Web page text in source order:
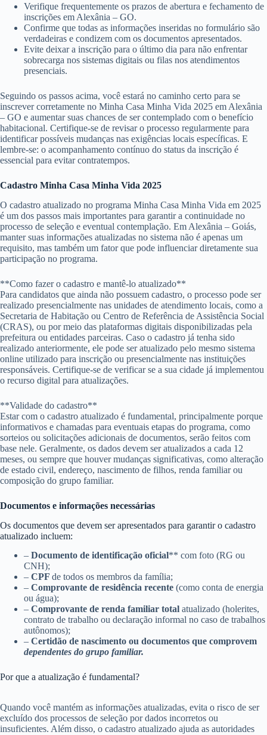
Verifique frequentemente os prazos de abertura e fechamento de
inscrições em Alexânia – GO.
Confirme que todas as informações inseridas no formulário são
verdadeiras e condizem com os documentos apresentados.
Evite deixar a inscrição para o último dia para não enfrentar
sobrecarga nos sistemas digitais ou filas nos atendimentos
presenciais.
Seguindo os passos acima, você estará no caminho certo para se
inscrever corretamente no Minha Casa Minha Vida 2025 em Alexânia
– GO e aumentar suas chances de ser contemplado com o benefício
habitacional. Certifique-se de revisar o processo regularmente para
identificar possíveis mudanças nas exigências locais específicas. E
lembre-se: o acompanhamento contínuo do status da inscrição é
essencial para evitar contratempos.
Cadastro Minha Casa Minha Vida 2025
O cadastro atualizado no programa Minha Casa Minha Vida em 2025
é um dos passos mais importantes para garantir a continuidade no
processo de seleção e eventual contemplação. Em Alexânia – Goiás,
manter suas informações atualizadas no sistema não é apenas um
requisito, mas também um fator que pode influenciar diretamente sua
participação no programa.
**Como fazer o cadastro e mantê-lo atualizado**
Para candidatos que ainda não possuem cadastro, o processo pode ser
realizado presencialmente nas unidades de atendimento locais, como a
Secretaria de Habitação ou Centro de Referência de Assistência Social
(CRAS), ou por meio das plataformas digitais disponibilizadas pela
prefeitura ou entidades parceiras. Caso o cadastro já tenha sido
realizado anteriormente, ele pode ser atualizado pelo mesmo sistema
online utilizado para inscrição ou presencialmente nas instituições
responsáveis. Certifique-se de verificar se a sua cidade já implementou
o recurso digital para atualizações.
**Validade do cadastro**
Estar com o cadastro atualizado é fundamental, principalmente porque
informativos e chamadas para eventuais etapas do programa, como
sorteios ou solicitações adicionais de documentos, serão feitos com
base nele. Geralmente, os dados devem ser atualizados a cada 12
meses, ou sempre que houver mudanças significativas, como alteração
de estado civil, endereço, nascimento de filhos, renda familiar ou
composição do grupo familiar.
Documentos e informações necessárias
Os documentos que devem ser apresentados para garantir o cadastro
atualizado incluem:
– Documento de identificação oficial** com foto (RG ou
CNH);
– CPF de todos os membros da família;
– Comprovante de residência recente (como conta de energia
ou água);
– Comprovante de renda familiar total atualizado (holerites,
contrato de trabalho ou declaração informal no caso de trabalhos
autônomos);
– Certidão de nascimento ou documentos que comprovem
dependentes do grupo familiar.
Por que a atualização é fundamental?
Quando você mantém as informações atualizadas, evita o risco de ser
excluído dos processos de seleção por dados incorretos ou
insuficientes. Além disso, o cadastro atualizado ajuda as autoridades